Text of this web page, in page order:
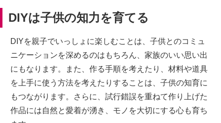
DIYは子供の知力を育てる
DIYを親子でいっしょに楽しむことは、子供とのコミュ
ニケーションを深めるのはもちろん、家族のいい思い出
にもなります。また、作る手順を考えたり、材料や道具
を上手に使う方法を考えたりすることは、子供の知育に
もつながります。さらに、試行錯誤を重ねて作り上げた
作品には自然と愛着が湧き、モノを大切にする心も育ち